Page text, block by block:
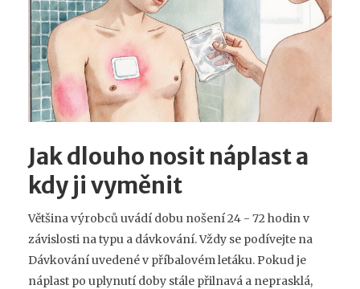
Jak dlouho nosit náplast a
kdy ji vyměnit
Většina výrobců uvádí dobu nošení 24 - 72 hodin v
závislosti na typu a dávkování. Vždy se podívejte na
Dávkováníuvedené v příbalovém letáku. Pokud je
náplast po uplynutí doby stále přilnavá a neprasklá,